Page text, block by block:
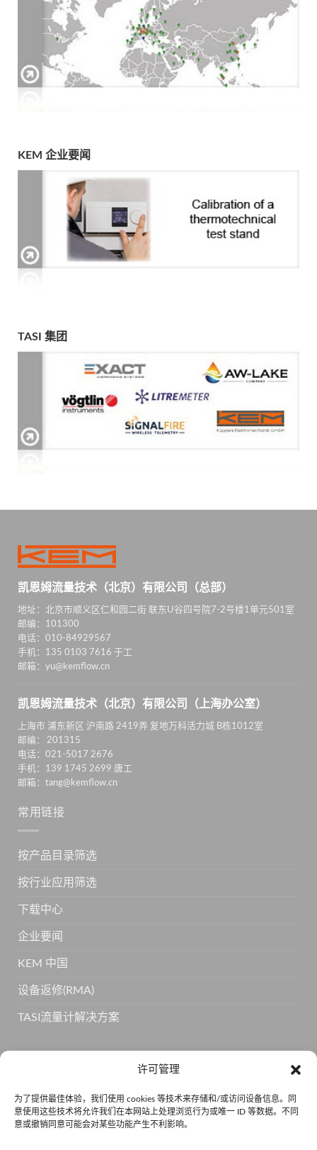
许可管理
为了提供最佳体验，我们使用 cookies 等技术来存储和/或访问设备信息。同
意使用这些技术将允许我们在本网站上处理浏览行为或唯一 ID 等数据。不同
意或撤销同意可能会对某些功能产生不利影响。
KEM 企业要闻
TASI 集团
凯恩姆流量技术（北京）有限公司（总部）
地址：北京市顺义区仁和园二街 联东U谷四号院7-2号楼1单元501室
邮编：101300
电话：010-84929567
手机：135 0103 7616 于工
邮箱：yu@kemflow.cn
凯恩姆流量技术（北京）有限公司（上海办公室）
上海市 浦东新区 沪南路 2419弄 复地万科活力城 B栋1012室
邮编： 201315
电话：021-5017 2676
手机：139 1745 2699 唐工
邮箱：tang@kemflow.cn
常用链接
按产品目录筛选
按行业应用筛选
下载中心
企业要闻
KEM 中国
设备返修(RMA)
TASI流量计解决方案
订阅 KEM 获取更多产品信息